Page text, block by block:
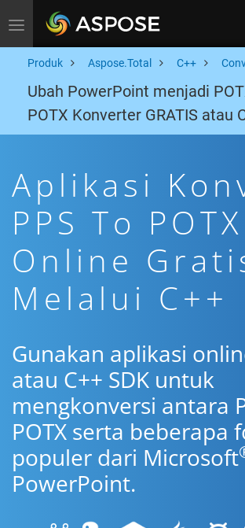
Toggle navigation
Produk Aspose.Total C++
Ubah PowerPoint menjadi
POTX Konverter GRATIS atau
Aplikasi
PPS To POTX
Online
Melalui C++
Gunakan aplikasi
atau C++ SDK untuk
mengkonversi antara
POTX serta beberapa
populer dari Microsoft
PowerPoint.